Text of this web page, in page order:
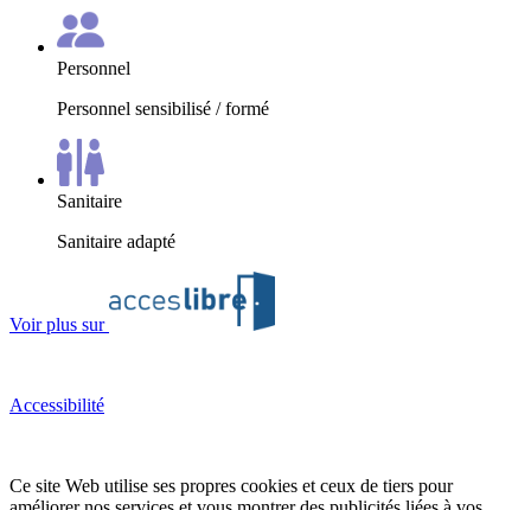
Personnel
Personnel sensibilisé / formé
Sanitaire
Sanitaire adapté
Voir plus sur
Accessibilité
Ce site Web utilise ses propres cookies et ceux de tiers pour